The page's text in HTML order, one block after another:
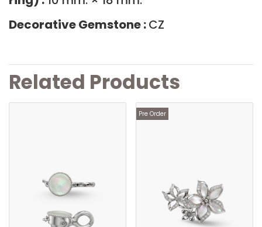
Decorative Gemstone :CZ
Related Products
Pre Order